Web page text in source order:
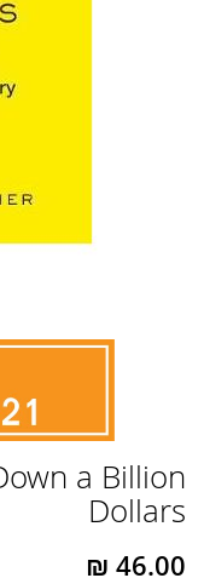
a Billion
Dollars
להתחלה
של
גלריית